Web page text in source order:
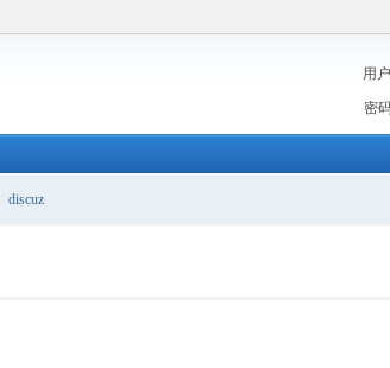
用
密
discuz